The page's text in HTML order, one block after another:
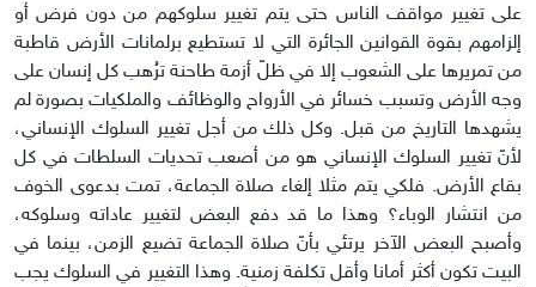
على تغيير مواقف الناس حتى يتم تغيير سلوكهم من دون فرض أو
إلزامهم بقوة القوانين الجائرة التي لا تستطيع برلمانات الأرض قاطبة
من تمريرها على الشعوب إلا في ظلّ أزمة طاحنة ترُهب كل إنسان على
وجه الأرض وتسبب خسائر في الأرواح والوظائف والملكيات بصورة لم
يشهدها التاريخ من قبل. وكل ذلك من أجل تغيير السلوك الإنساني،
لأنّ تغيير السلوك الإنساني هو من أصعب تحديات السلطات في كل
بقاع الأرض. فلكي يتم مثلا إلغاء صلاة الجماعة، تمت بدعوى الخوف
من انتشار الوباء؟ وهذا ما قد دفع البعض لتغيير عاداته وسلوكه،
وأصبح البعض الآخر يرتئي بأنّ صلاة الجماعة تضيع الزمن، بينما في
البيت تكون أكثر أمانا وأقل تكلفة زمنية. وهذا التغيير في السلوك يجب